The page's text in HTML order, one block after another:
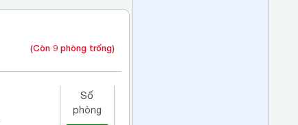
(Còn 9 phòng trống)
Số
phòng